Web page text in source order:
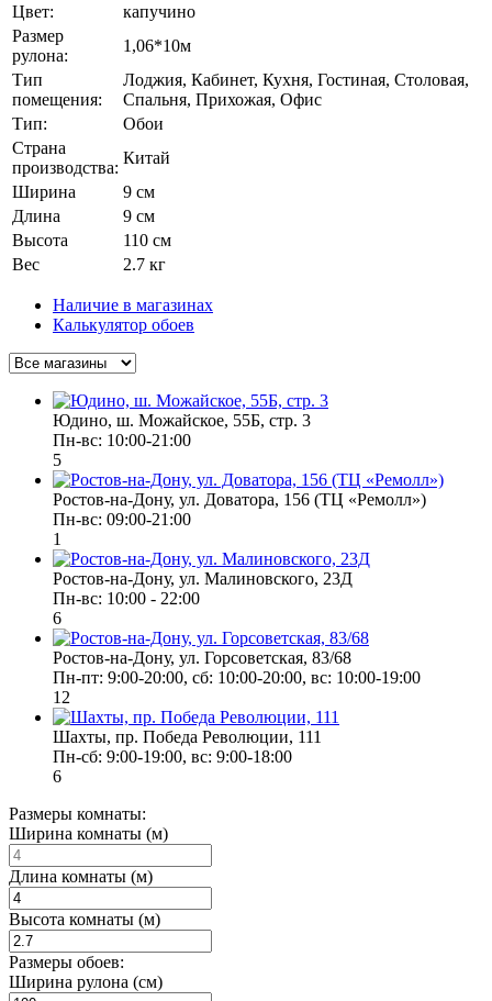
Цвет:
капучино
Размер
рулона:
1,06*10м
Тип
помещения:
Лоджия, Кабинет, Кухня, Гостиная, Столовая,
Спальня, Прихожая, Офис
Тип:
Обои
Страна
производства:
Китай
Ширина
9 см
Длина
9 см
Высота
110 см
Вес
2.7 кг
Наличие в магазинах
Калькулятор обоев
Юдино, ш. Можайское, 55Б, стр. 3
Пн-вс: 10:00-21:00
5
Ростов-на-Дону, ул. Доватора, 156 (ТЦ «Ремолл»)
Пн-вс: 09:00-21:00
1
Ростов-на-Дону, ул. Малиновского, 23Д
Пн-вс: 10:00 - 22:00
6
Ростов-на-Дону, ул. Горсоветская, 83/68
Пн-пт: 9:00-20:00, сб: 10:00-20:00, вс: 10:00-19:00
12
Шахты, пр. Победа Революции, 111
Пн-сб: 9:00-19:00, вс: 9:00-18:00
6
Размеры комнаты:
Ширина комнаты (м)
Длина комнаты (м)
Высота комнаты (м)
Размеры обоев:
Ширина рулона (см)